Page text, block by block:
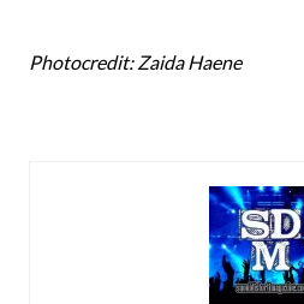
Photocredit: Zaida Haene